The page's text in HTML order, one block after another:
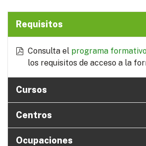
Requisitos
Consulta el programa
los requisitos de acceso a la
Cursos
Centros
Ocupaciones